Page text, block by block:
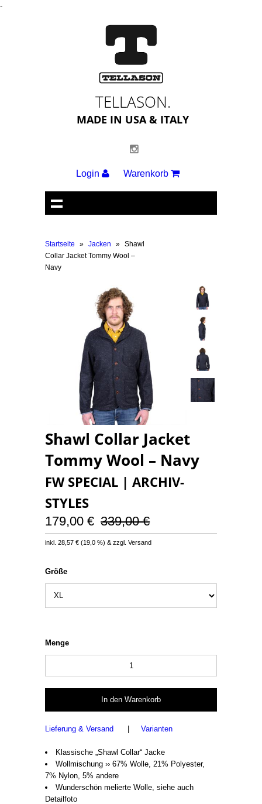
-
TELLASON.
MADE IN USA & ITALY
Login Warenkorb
Startseite » Jacken » Shawl
Collar Jacket Tommy Wool –
Navy
Shawl Collar Jacket
Tommy Wool – Navy
FW SPECIAL | ARCHIV-
STYLES
179,00 € 339,00 €
inkl.28,57 € (19,0 %) & zzgl. Versand
Größe
Menge
Lieferung & Versand | Varianten
Klassische „Shawl Collar“ Jacke
Wollmischung ›› 67% Wolle, 21% Polyester,
7% Nylon, 5% andere
Wunderschön melierte Wolle, siehe auch
Detailfoto